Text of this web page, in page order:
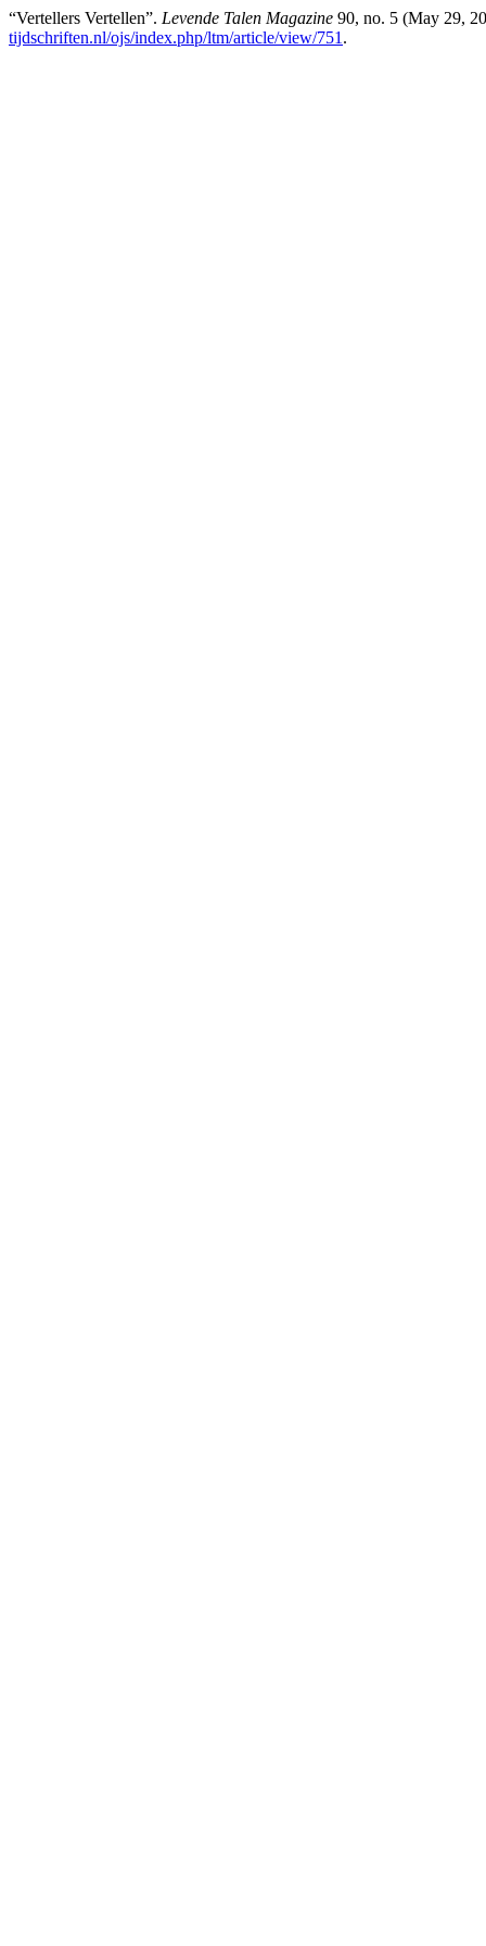
“Vertellers Vertellen”. Levende Talen Magazine 90, no. 5 (May 29,
tijdschriften.nl/ojs/index.php/ltm/article/view/751 .